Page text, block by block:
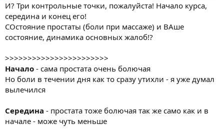
И? Три контрольные точки, пожалуйста! Начало курса,
середина и конец его!
СОстояние простаты (боли при массаже) и ВАше
состояние, динамика основных жалоб!?
>>>>>>>>>>>>>>>>>>>>>>>
Начало - сама простата очень болючая
Но боли в течении дня как то сразу утихли - я уже думал
вылечился
Середина - простата тоже болючая так же само как и в
начале - може чуть меньше